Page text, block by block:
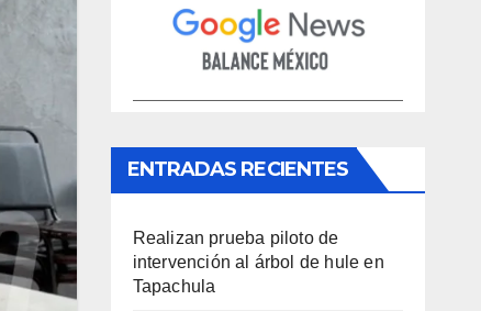
ENTRADAS RECIENTES
Realizan prueba piloto de
intervención al árbol de hule en
Tapachula